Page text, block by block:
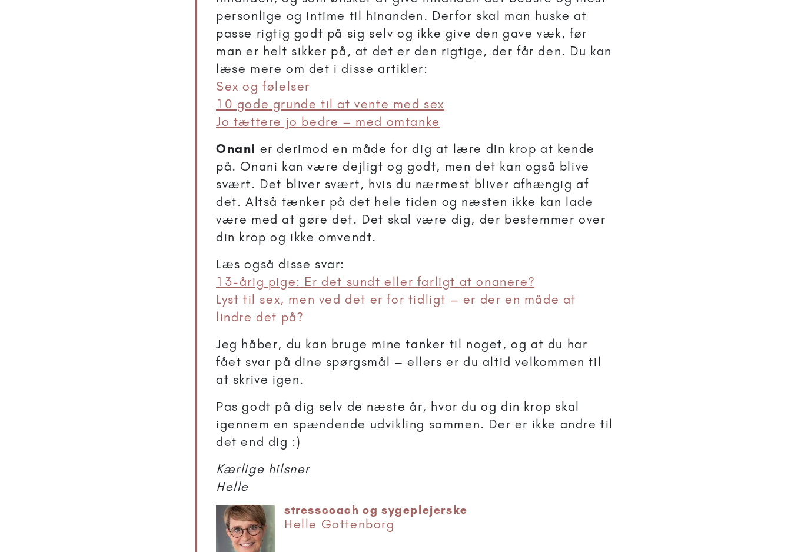
personlige og intime til hinanden. Derfor skal man huske at
passe rigtig godt på sig selv og ikke give den gave væk, før
man er helt sikker på, at det er den rigtige, der får den. Du kan
læse mere om det i disse artikler:
Sex og følelser
10 gode grunde til at vente med sex
Jo tættere jo bedre – med omtanke
Onani er derimod en måde for dig at lære din krop at kende
på. Onani kan være dejligt og godt, men det kan også blive
svært. Det bliver svært, hvis du nærmest bliver afhængig af
det. Altså tænker på det hele tiden og næsten ikke kan lade
være med at gøre det. Det skal være dig, der bestemmer over
din krop og ikke omvendt.
Læs også disse svar:
13-årig pige: Er det sundt eller farligt at onanere?
Lyst til sex, men ved det er for tidligt – er der en måde at
lindre det på?
Jeg håber, du kan bruge mine tanker til noget, og at du har
fået svar på dine spørgsmål – ellers er du altid velkommen til
at skrive igen.
Pas godt på dig selv de næste år, hvor du og din krop skal
igennem en spændende udvikling sammen. Der er ikke andre til
det end dig :)
Kærlige hilsner
Helle
stresscoach og sygeplejerske
Helle Gottenborg